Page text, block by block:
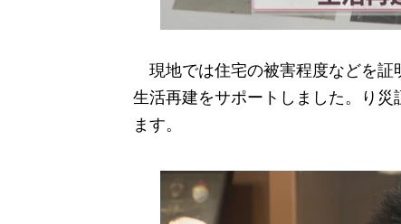
現地では住宅の被害程度などを証
生活再建をサポートしました。り
ます。